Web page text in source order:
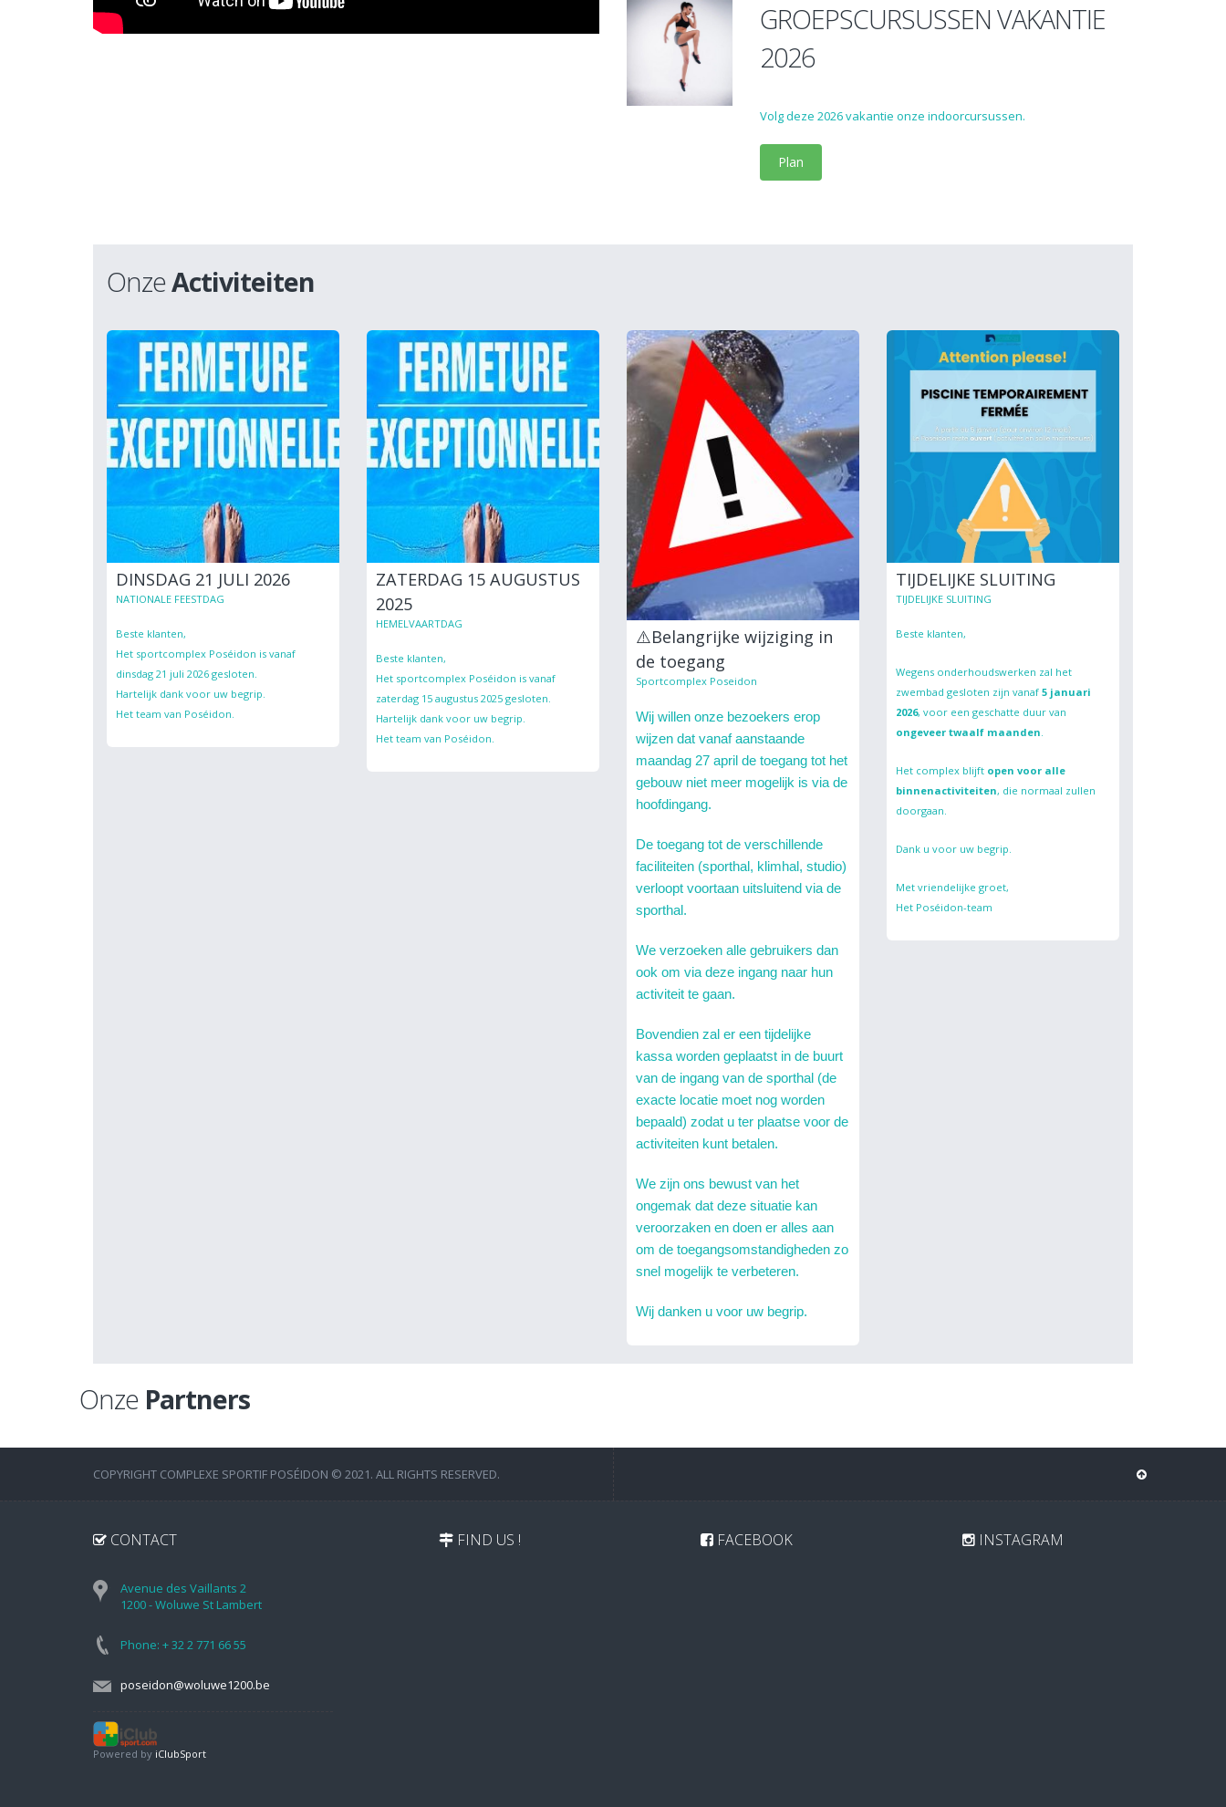
GROEPSCURSUSSEN VAKANTIE
2026
Volg deze 2026 vakantie onze indoorcursussen.
Plan
OnzeActiviteiten
DINSDAG 21 JULI 2026
NATIONALE FEESTDAG
Beste klanten,
Het sportcomplex Poséidon is vanaf
dinsdag 21 juli 2026 gesloten.
Hartelijk dank voor uw begrip.
Het team van Poséidon.
ZATERDAG 15 AUGUSTUS
2025
HEMELVAARTDAG
Beste klanten,
Het sportcomplex Poséidon is vanaf
zaterdag 15 augustus 2025 gesloten.
Hartelijk dank voor uw begrip.
Het team van Poséidon.
⚠️Belangrijke wijziging in
de toegang
Sportcomplex Poseidon
Wij willen onze bezoekers erop
wijzen dat vanaf aanstaande
maandag 27 april de toegang tot het
gebouw niet meer mogelijk is via de
hoofdingang.
De toegang tot de verschillende
faciliteiten (sporthal, klimhal, studio)
verloopt voortaan uitsluitend via de
sporthal.
We verzoeken alle gebruikers dan
ook om via deze ingang naar hun
activiteit te gaan.
Bovendien zal er een tijdelijke
kassa worden geplaatst in de buurt
van de ingang van de sporthal (de
exacte locatie moet nog worden
bepaald) zodat u ter plaatse voor de
activiteiten kunt betalen.
We zijn ons bewust van het
ongemak dat deze situatie kan
veroorzaken en doen er alles aan
om de toegangsomstandigheden zo
snel mogelijk te verbeteren.
Wij danken u voor uw begrip.
TIJDELIJKE SLUITING
TIJDELIJKE SLUITING
Beste klanten,
Wegens onderhoudswerken zal het
zwembad gesloten zijn vanaf 5 januari
2026, voor een geschatte duur van
ongeveer twaalf maanden.
Het complex blijft open voor alle
binnenactiviteiten, die normaal zullen
doorgaan.
Dank u voor uw begrip.
Met vriendelijke groet,
Het Poséidon-team
Onze Partners
COPYRIGHT COMPLEXE SPORTIF POSÉIDON © 2021. ALL RIGHTS RESERVED.
CONTACT
Avenue des Vaillants 2
1200 - Woluwe St Lambert
Phone: + 32 2 771 66 55
poseidon@woluwe1200.be
Powered by iClubSport
FIND US ! FACEBOOK INSTAGRAM